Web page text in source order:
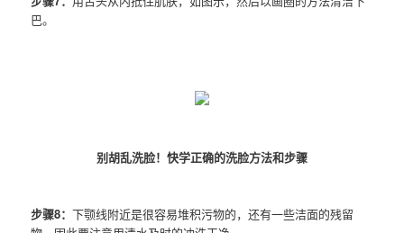
巴。
别胡乱洗脸！快学正确的洗脸方法和步骤
步骤8：下颚线附近是很容易堆积污物的，还有一些洁面的残留